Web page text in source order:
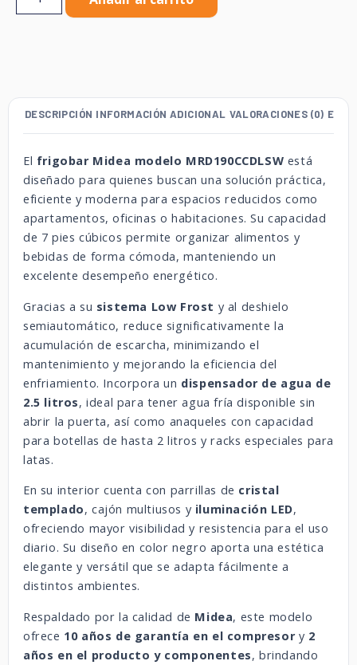
DESCRIPCIÓN INFORMACIÓN ADICIONAL VALORACIONES (0)
El frigobar Midea modelo MRD190CCDLSW está
diseñado para quienes buscan una solución práctica,
eficiente y moderna para espacios reducidos como
apartamentos, oficinas o habitaciones. Su capacidad
de 7 pies cúbicos permite organizar alimentos y
bebidas de forma cómoda, manteniendo un
excelente desempeño energético.
Gracias a su sistema Low Frost y al deshielo
semiautomático, reduce significativamente la
acumulación de escarcha, minimizando el
mantenimiento y mejorando la eficiencia del
enfriamiento. Incorpora un dispensador de agua de
2.5 litros, ideal para tener agua fría disponible sin
abrir la puerta, así como anaqueles con capacidad
para botellas de hasta 2 litros y racks especiales para
latas.
En su interior cuenta con parrillas de cristal
templado, cajón multiusos y iluminación LED,
ofreciendo mayor visibilidad y resistencia para el uso
diario. Su diseño en color negro aporta una estética
elegante y versátil que se adapta fácilmente a
distintos ambientes.
Respaldado por la calidad de Midea, este modelo
ofrece 10 años de garantía en el compresory 2
años en el producto y componentes, brindando